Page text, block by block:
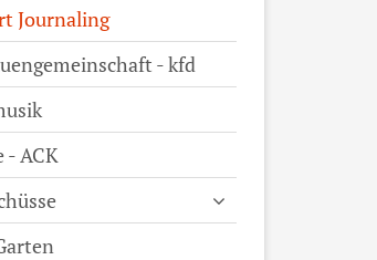
Journaling
- kfd
- ACK